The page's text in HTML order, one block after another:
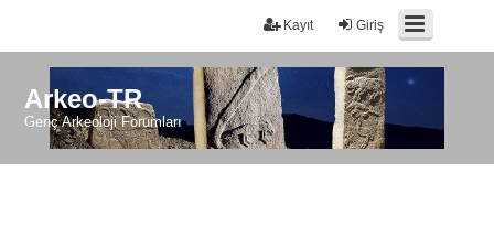
Giriş
Kayıt
Arkeo-TR
Genç Arkeoloji Forumları